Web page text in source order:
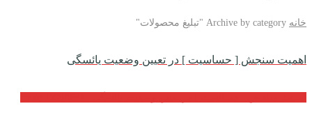
خانه Archive by category "تبلیغ محصولات"
اهمیت سنجش [ حساسیت ] در تعیین وضعیت یائسگی